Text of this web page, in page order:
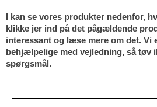
I kan se vores produkter nedenfor,
klikke jer ind på det pågældende
interessant og læse mere om det. Vi
behjælpelige med vejledning, så tøv
spørgsmål.